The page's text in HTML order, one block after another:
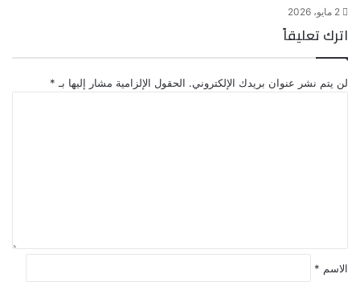
2 مايو، 2026
اترك تعليقاً
لن يتم نشر عنوان بريدك الإلكتروني. الحقول الإلزامية مشار إليها بـ *
الاسم *